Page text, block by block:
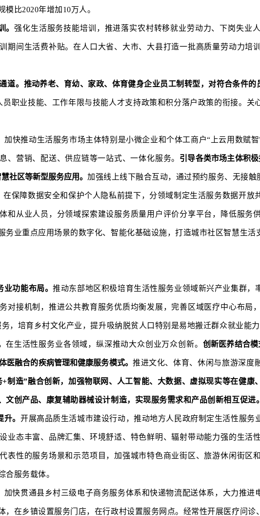
比2020年增加10万人。
。强化生活服务技能培训，推进落实农村转移就业劳动力、下岗失业
期间生活费补贴。在人口大省、大市、大县打造一批高质量劳动力培
道。 推动养老、育幼、家政、体育健身企业员工制转型，对符合条件
员职业技能、工作年限与技能人才支持政策和积分落户政策的衔接。关
加快推动生活服务市场主体特别是小微企业和个体工商户“上云用数赋
、营销、配送、供应链等一站式、一体化服务。 引导各类市场主体积
社区等新型服务应用。 加强线上线下融合互动，通过预约服务、无接触
在保障数据安全和保护个人隐私前提下，分领域制定生活服务数据开放
和从业人员，分领域探索建设服务质量用户评价分享平台，降低服务
业重点应用场景的数字化、智能化基础设施，打造城市社区智慧生活
业功能布局。推动东部地区积极培育生活性服务业领域新兴产业集群
对接机制，推进公共教育服务优质均衡发展，完善区域医疗中心布局
，培育乡村文化产业，提升吸纳脱贫人口特别是易地搬迁群众就业能力
在生活性服务业各领域，纵深推动大众创业万众创新。 创新医养结合
医融合的疾病管理和健康服务模式。 推进文化、体育、休闲与旅游深度
+制造”融合创新，加强物联网、人工智能、大数据、虚拟现实等在健康
创产品、康复辅助器械设计制造，实现服务需求和产品创新相互促进。
。 开展高品质生活城市建设行动，推动地方人民政府制定生活性服
业态丰富、品牌汇集、环境舒适、特色鲜明、辐射带动能力强的生活
表性的服务场景和示范项目，加强城市特色商业街区、旅游休闲街区
合服务载体。
加快贯通县乡村三级电子商务服务体系和快递物流配送体系，大力推进
，在乡镇设置服务门店，在行政村设置服务网点。经常性开展医疗问诊